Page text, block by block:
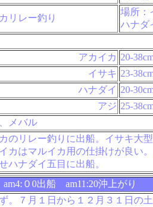
リレー釣り
場所：
ハナダ
アカイカ 20-
イサキ 23-
ハナダイ 20-
アジ 25-
メバル
のリレー釣りに出船。イサキ大
カはマルイカ用の仕掛けが良い
ハナダイ五目に出船。
０0出船 am11:20沖上がり
。７月１日から１２月３１日の